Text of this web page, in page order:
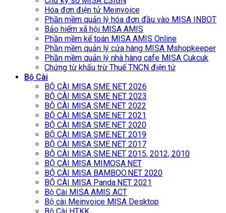
Hóa đơn điện tử Meinvoice
Phần mềm quản lý hóa đơn đầu vào MISA INBOT
Bảo hiểm xã hội MISA AMIS
Phần mềm kế toán MISA AMIS Online
Phần mềm quản lý cửa hàng MISA Mshopkeeper
Phần mềm quản lý nhà hàng cafe MISA Cukcuk
Chứng từ khấu trừ Thuế TNCN điện tử
Bộ Cài
BỘ CÀI MISA SME NET 2026
BỘ CÀI MISA SME NET 2023
BỘ CÀI MISA SME.NET 2022
BỘ CÀI MISA SME.NET 2021
BỘ CÀI MISA SME.NET 2020
BỘ CÀI MISA SME.NET 2019
BỘ CÀI MISA SME.NET 2017
BỘ CÀI MISA SME.NET 2015, 2012, 2010
BỘ CÀI MISA MIMOSA.NET
BỘ CÀI MISA BAMBOO.NET 2020
BỘ CÀI MISA Panda.NET 2021
Bộ Cài MISA AMIS ACT
Bộ cài Meinvoice MISA Desktop